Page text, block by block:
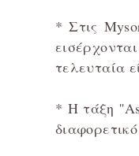
* Στις
τελευταία
* Η τάξη